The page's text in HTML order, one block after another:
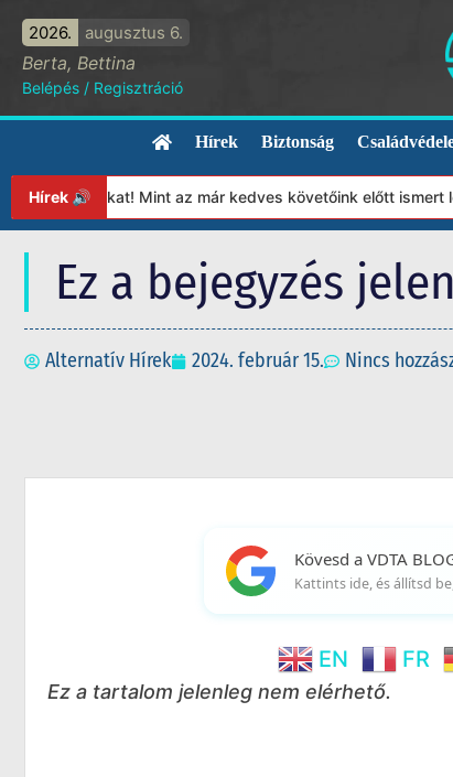
2026. augusztus 6.
Berta, Bettina
Belépés / Regisztráció
Hírek Biztonság
Hírek 🔊 Mint az már kedves követőink előtt ismert
Ez a bejegyzés
Alternatív Hírek 2024. február 15. Nincs
Kövesd a VDTA
Kattints ide, és állítsd
EN FR
Ez a tartalom jelenleg nem elérhető.